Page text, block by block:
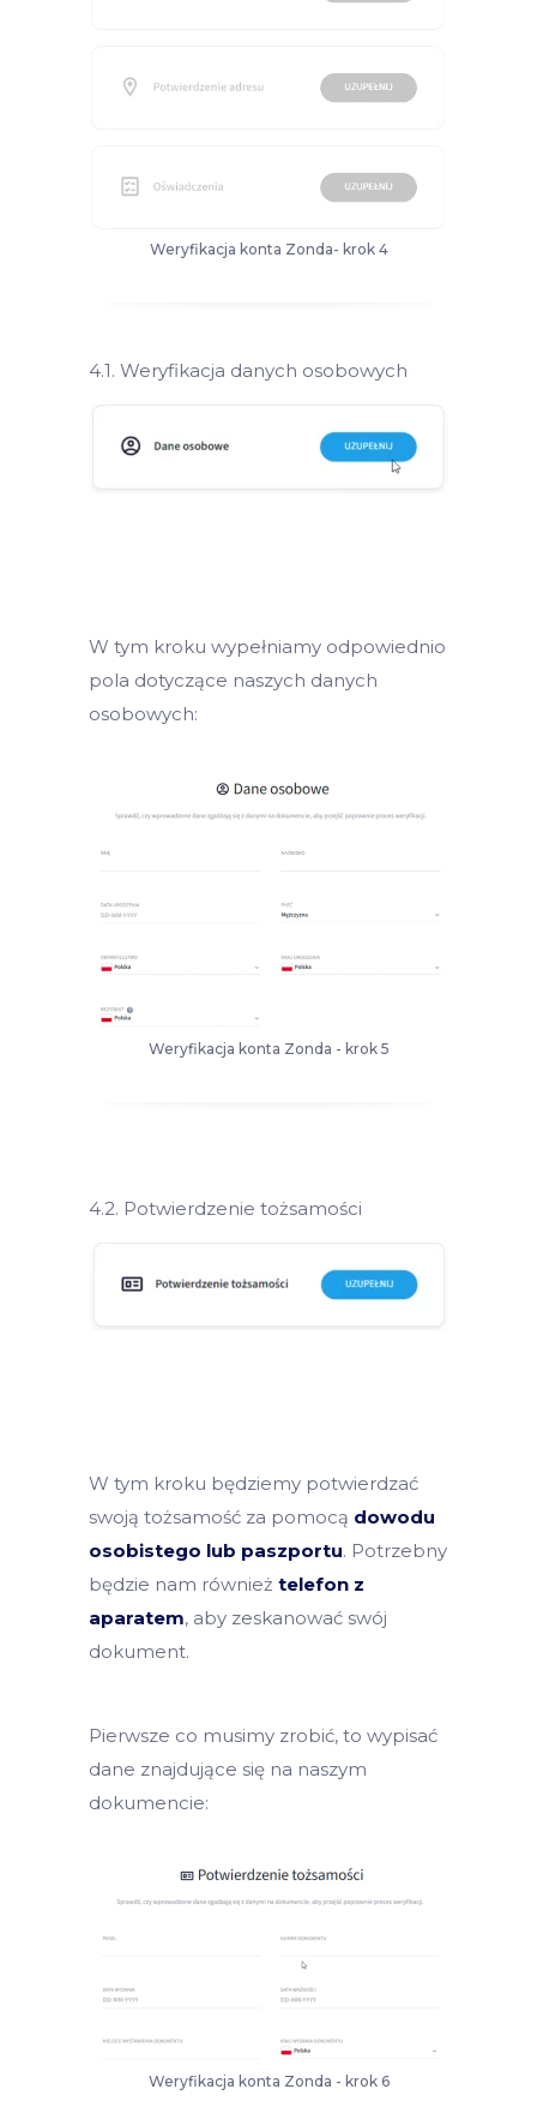
Weryfikacja konta Zonda- krok 4
4.1. Weryfikacja danych osobowych
W tym kroku wypełniamy odpowiednio
pola dotyczące naszych danych
osobowych:
Weryfikacja konta Zonda - krok 5
4.2. Potwierdzenie tożsamości
W tym kroku będziemy potwierdzać
swoją tożsamość za pomocą dowodu
osobistego lub paszportu. Potrzebny
będzie nam również telefon z
aparatem, aby zeskanować swój
dokument.
Pierwsze co musimy zrobić, to wypisać
dane znajdujące się na naszym
dokumencie:
Weryfikacja konta Zonda - krok 6